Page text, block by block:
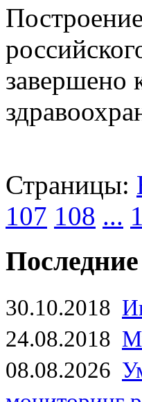
завершено
Страницы:
107 108 ...
30.10.2018
24.08.2018
08.08.2026